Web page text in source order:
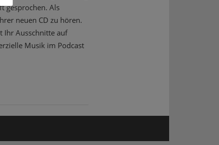
gesprochen. Als
neuen CD zu hören.
Ihr Ausschnitte auf
Musik im Podcast